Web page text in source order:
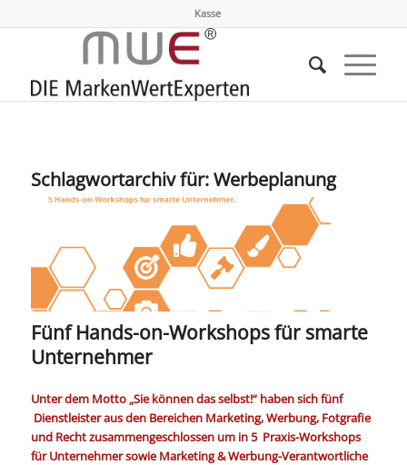
Kasse
Schlagwortarchiv für:Werbeplanung
Fünf Hands-on-Workshops für smarte
Unternehmer
Unter dem Motto „Sie können das selbst!“ haben sich fünf
Dienstleister aus den Bereichen Marketing, Werbung, Fotgrafie
und Recht zusammengeschlossen um in 5 Praxis-Workshops
für Unternehmer sowie Marketing & Werbung-Verantwortliche